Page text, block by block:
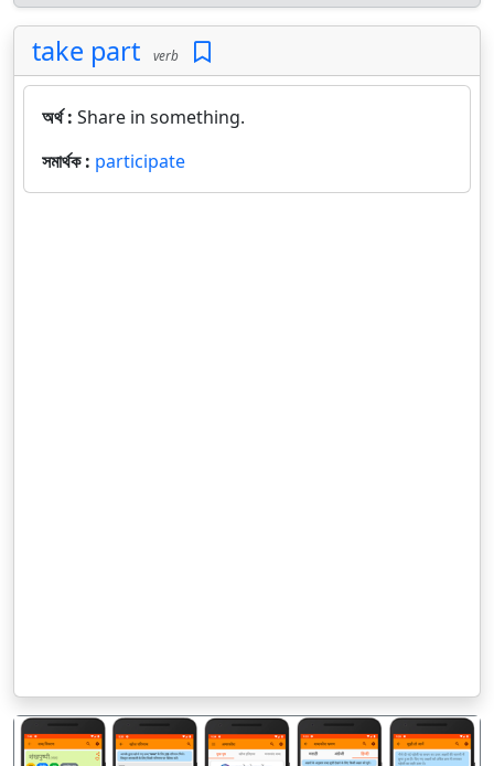
take part verb
অর্থ : Share in something.
সমার্থক : participate